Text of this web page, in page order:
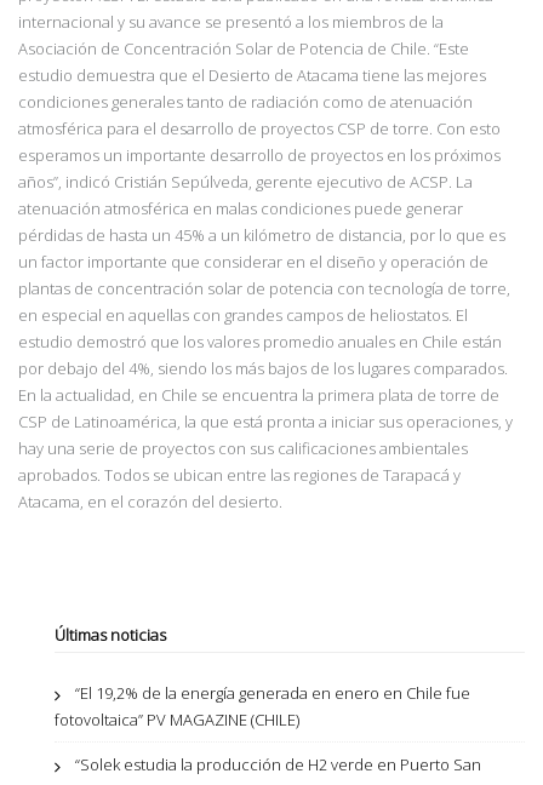
internacional y su avance se presentó a los miembros de la
Asociación de Concentración Solar de Potencia de Chile. “Este
estudio demuestra que el Desierto de Atacama tiene las mejores
condiciones generales tanto de radiación como de atenuación
atmosférica para el desarrollo de proyectos CSP de torre. Con esto
esperamos un importante desarrollo de proyectos en los próximos
años”, indicó Cristián Sepúlveda, gerente ejecutivo de ACSP. La
atenuación atmosférica en malas condiciones puede generar
pérdidas de hasta un 45% a un kilómetro de distancia, por lo que es
un factor importante que considerar en el diseño y operación de
plantas de concentración solar de potencia con tecnología de torre,
en especial en aquellas con grandes campos de heliostatos. El
estudio demostró que los valores promedio anuales en Chile están
por debajo del 4%, siendo los más bajos de los lugares comparados.
En la actualidad, en Chile se encuentra la primera plata de torre de
CSP de Latinoamérica, la que está pronta a iniciar sus operaciones, y
hay una serie de proyectos con sus calificaciones ambientales
aprobados. Todos se ubican entre las regiones de Tarapacá y
Atacama, en el corazón del desierto.
Últimas noticias
“El 19,2% de la energía generada en enero en Chile fue
fotovoltaica” PV MAGAZINE (CHILE)
“Solek estudia la producción de H2 verde en Puerto San